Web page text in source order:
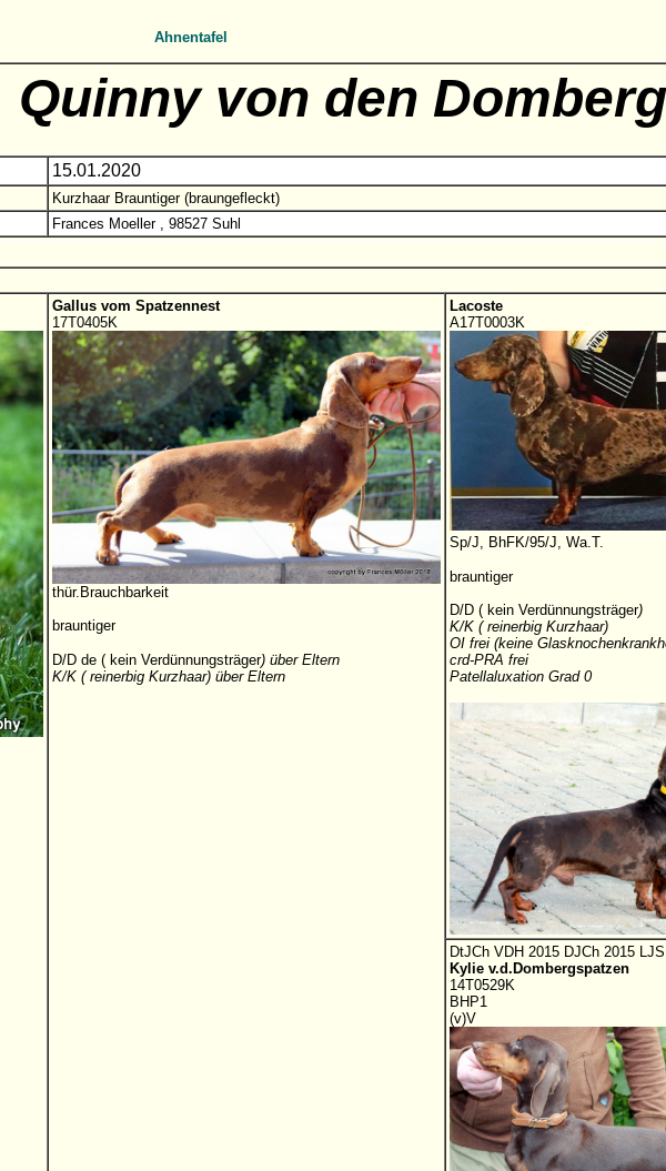
Ahnentafel
Quinny von den
15.01.2020
Kurzhaar Brauntiger (braungefleckt)
Frances Moeller , 98527 Suhl
Gallus vom Spatzennest
17T0405K
thür.Brauchbarkeit
brauntiger
D/D de ( kein Verdünnungsträger) über Eltern
K/K ( reinerbig Kurzhaar) über Eltern
Lacoste
A17T0003K
Sp/J, BhFK/95/J, Wa.T.
brauntiger
D/D ( kein Verdünnungsträger)
K/K ( reinerbig Kurzhaar)
OI frei (keine
crd-PRA frei
Patellaluxation Grad 0
DtJCh VDH 2015 DJCh 2015
Kylie v.d.Dombergspatzen
14T0529K
BHP1
(v)V